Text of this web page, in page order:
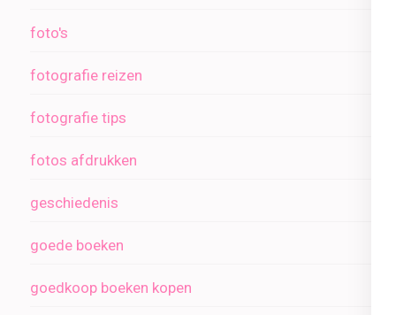
foto's
fotografie reizen
fotografie tips
fotos afdrukken
geschiedenis
goede boeken
goedkoop boeken kopen